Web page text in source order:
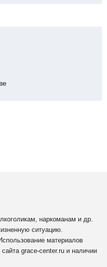
наркоманам и др.
ситуацию.
материалов
grace-center.ru и наличии